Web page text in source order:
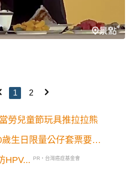
1 2
勞兒童節玩具推拉拉熊
生日限量公仔套票要
HPV...
PR・台灣癌症基金會